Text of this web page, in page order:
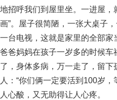
地招呼我们到屋里坐。一进屋，
画”。屋子很简陋，一张大桌子
一台电视，这就是家里的全部
爸爸妈妈在孩子一岁多的时候
了，身体多病，万一走了，留
人：“你们俩一定要活到100岁
人心酸，又无助得让人心疼。